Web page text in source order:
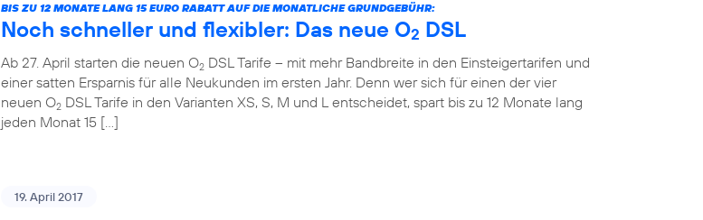
BIS ZU 12 MONATE LANG 15 EURO RABATT AUF DIE MONATLICHE GRUNDGEBÜHR:
Noch schneller und flexibler: Das neue O2 DSL
Ab 27. April starten die neuen O2 DSL Tarife – mit mehr Bandbreite in den Einsteigertarifen und
einer satten Ersparnis für alle Neukunden im ersten Jahr. Denn wer sich für einen der vier
neuen O2 DSL Tarife in den Varianten XS, S, M und L entscheidet, spart bis zu 12 Monate lang
jeden Monat 15 […]
19. April 2017